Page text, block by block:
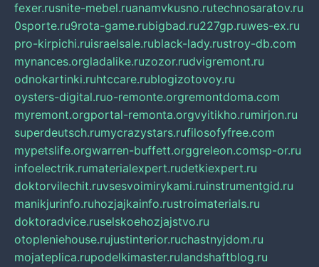
fexer.rusnite-mebel.ruanamvkusno.rutechnosaratov.ru
0sporte.ru9rota-game.rubigbad.ru227gp.ruwes-ex.ru
pro-kirpichi.ruisraelsale.rublack-lady.rustroy-db.com
mynances.orgladalike.ruzozor.rudvigremont.ru
odnokartinki.ruhtccare.rublogizotovoy.ru
oysters-digital.ruo-remonte.orgremontdoma.com
myremont.orgportal-remonta.orgvyitikho.rumirjon.ru
superdeutsch.rumycrazystars.rufilosofyfree.com
mypetslife.orgwarren-buffett.orggreleon.comsp-or.ru
infoelectrik.rumaterialexpert.rudetkiexpert.ru
doktorvilechit.ruvsesvoimirykami.ruinstrumentgid.ru
manikjurinfo.ruhozjajkainfo.rustroimaterials.ru
doktoradvice.ruselskoehozjajstvo.ru
otopleniehouse.rujustinterior.ruchastnyjdom.ru
mojateplica.rupodelkimaster.rulandshaftblog.ru